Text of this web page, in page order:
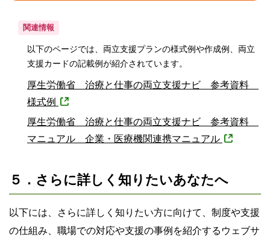
関連情報
以下のページでは、両立支援プランの様式例や作成例、両立
支援カードの記載例が紹介されています。
厚生労働省 治療と仕事の両立支援ナビ 参考資料
様式例
厚生労働省 治療と仕事の両立支援ナビ 参考資料
マニュアル 企業・医療機関連携マニュアル
５．さらに詳しく知りたいあなたへ
以下には、さらに詳しく知りたい方に向けて、制度や支援
の仕組み、職場での対応や支援の事例を紹介するウェブサ